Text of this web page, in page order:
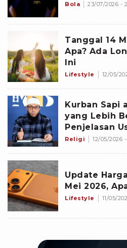
Bola 23/07/2026 -
Tanggal 14
Apa? Ada
Ini
Lifestyle 12/05/
Kurban Sapi
yang Lebih
Penjelasan
Basalamah
Religi 12/05/2026
Update
Mei 2026,
Lifestyle 11/05/